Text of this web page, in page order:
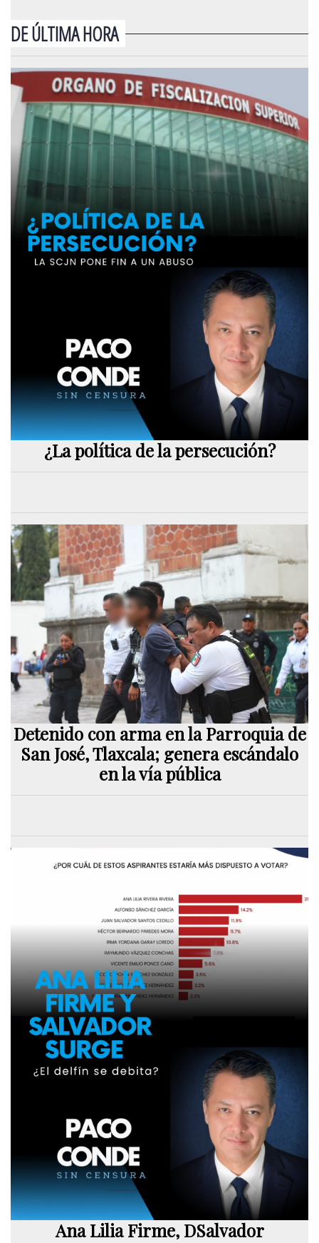
DE ÚLTIMA HORA
¿La política de la persecución?
Detenido con arma en la Parroquia de
San José, Tlaxcala; genera escándalo
en la vía pública
Ana Lilia Firme, DSalvador